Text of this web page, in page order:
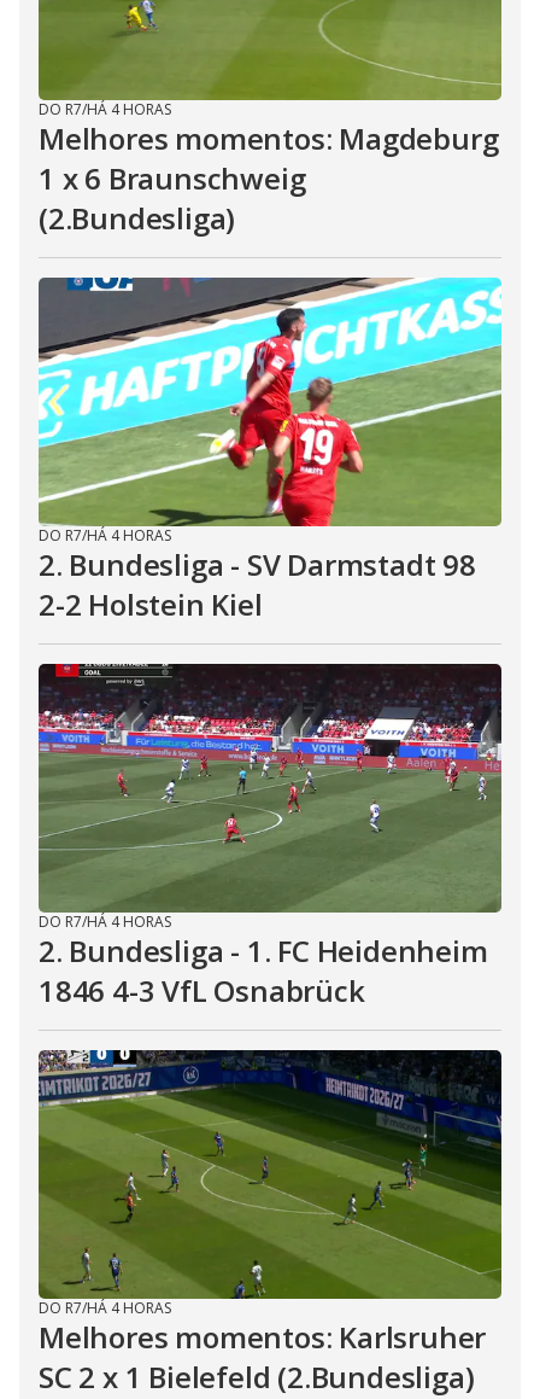
DO R7/HÁ 4 HORAS
Melhores momentos: Magdeburg
1 x 6 Braunschweig
(2.Bundesliga)
DO R7/HÁ 4 HORAS
2. Bundesliga - SV Darmstadt 98
2-2 Holstein Kiel
DO R7/HÁ 4 HORAS
2. Bundesliga - 1. FC Heidenheim
1846 4-3 VfL Osnabrück
DO R7/HÁ 4 HORAS
Melhores momentos: Karlsruher
SC 2 x 1 Bielefeld (2.Bundesliga)